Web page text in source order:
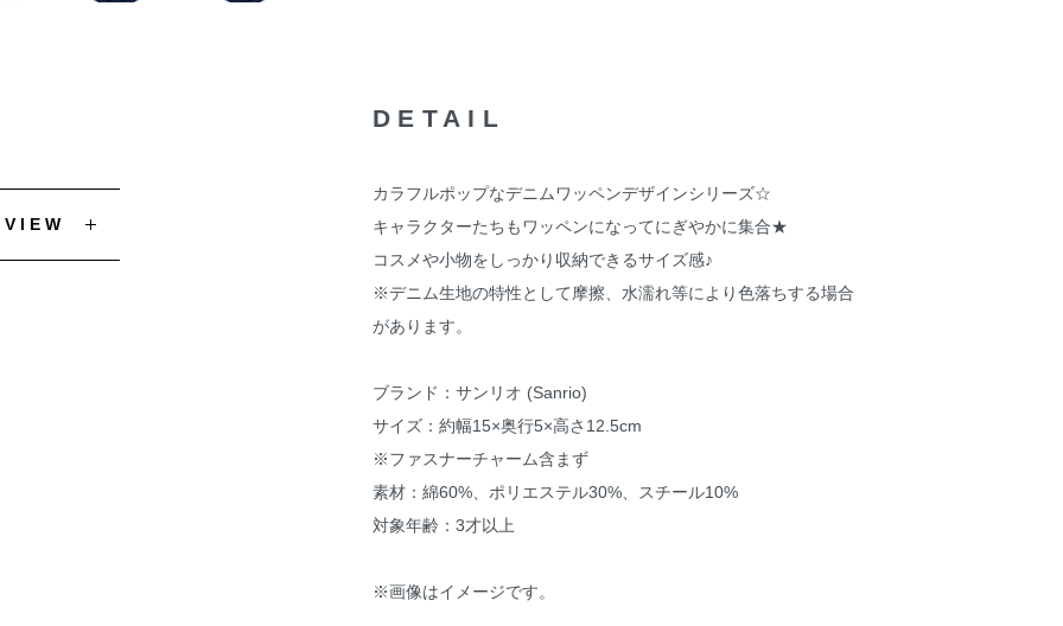
DETAIL
カラフルポップなデニムワッペンデザインシリーズ☆
キャラクターたちもワッペンになってにぎやかに集合★
コスメや小物をしっかり収納できるサイズ感♪
※デニム生地の特性として摩擦、水濡れ等により色落ちする場合
があります。
ブランド：サンリオ (Sanrio)
サイズ：約幅15×奥行5×高さ12.5cm
※ファスナーチャーム含まず
素材：綿60%、ポリエステル30%、スチール10%
対象年齢：3才以上
※画像はイメージです。